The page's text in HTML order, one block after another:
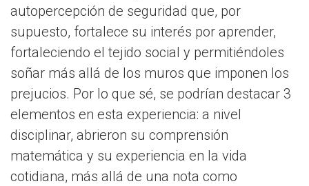
autopercepción de seguridad que, por
supuesto, fortalece su interés por aprender,
fortaleciendo el tejido social y permitiéndoles
soñar más allá de los muros que imponen los
prejucios. Por lo que sé, se podrían destacar 3
elementos en esta experiencia: a nivel
disciplinar, abrieron su comprensión
matemática y su experiencia en la vida
cotidiana, más allá de una nota como